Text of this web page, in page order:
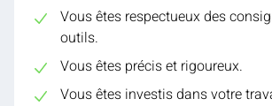
Vous êtes respectueux des
outils.
Vous êtes précis et rigoureux.
Vous êtes investis dans votre